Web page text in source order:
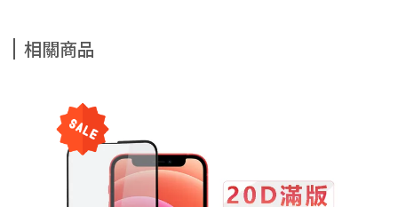
相關商品